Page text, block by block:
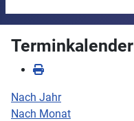
Terminkalender
Nach Jahr
Nach Monat